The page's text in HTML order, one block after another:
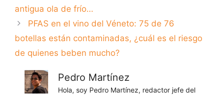
antigua ola de frío…
PFAS en el vino del Véneto: 75 de 76
botellas están contaminadas, ¿cuál es el riesgo
de quienes beben mucho?
Pedro Martínez
Hola, soy Pedro Martínez, redactor jefe del